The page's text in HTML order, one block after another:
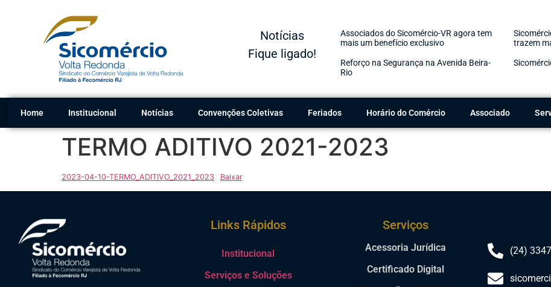
Notícias
Fique ligado!
Associados do Sicomércio-VR agora tem
mais um benefício exclusivo
trazem
Reforço na Segurança na Avenida Beira-
Rio
Home Institucional Notícias Convenções Coletivas Feriados Horário do Comércio Associado
TERMO ADITIVO 2021-2023
2023-04-10-TERMO_ADITIVO_2021_2023 Baixar
Links Rápidos
Institucional
Serviços e Soluções
Serviços
Acessoria Jurídica
Certificado Digital
(24)